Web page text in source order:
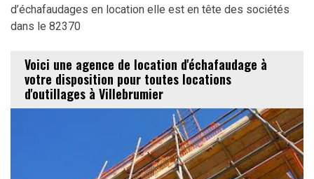
d’échafaudages en location elle est en tête des sociétés
dans le 82370
Voici une agence de location d'échafaudage à
votre disposition pour toutes locations
d'outillages à Villebrumier